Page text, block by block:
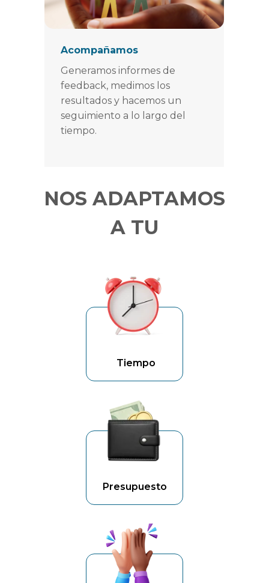
Acompañamos
Generamos informes de
feedback, medimos los
resultados y hacemos un
seguimiento a lo largo del
tiempo.
Presupuesto
NOS ADAPTAMOS
A TU
Tiempo